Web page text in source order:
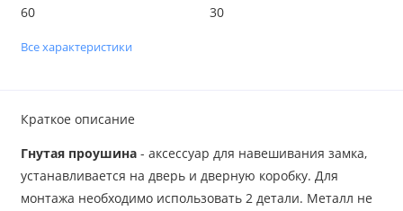
60 30
Все характеристики
Краткое описание
Гнутая проушина - аксессуар для навешивания замка,
устанавливается на дверь и дверную коробку. Для
монтажа необходимо использовать 2 детали. Металл не